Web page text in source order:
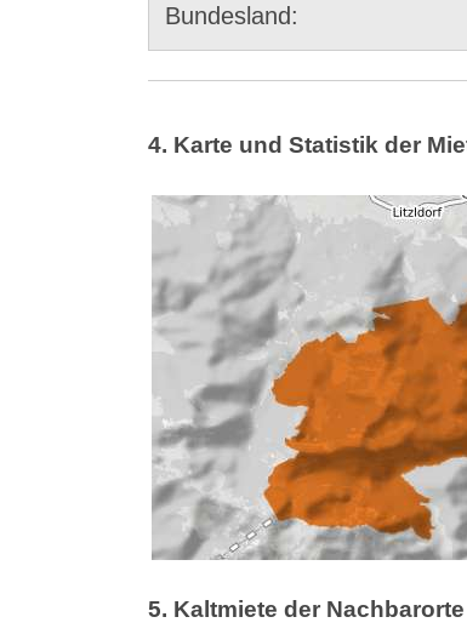
Bundesland:
4. Karte und Statistik der
5. Kaltmiete der